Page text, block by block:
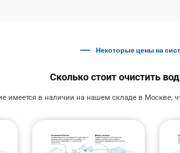
Некоторые цены на
Сколько стоит очистить
имеется в наличии на нашем складе в Москве,